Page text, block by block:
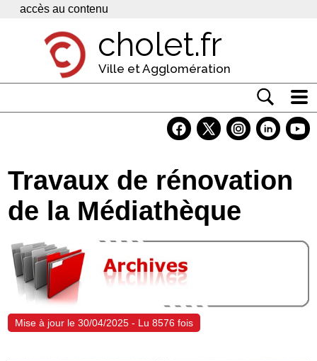
Panneau de gestion des cookies
accès au contenu
cholet.fr
Ville et Agglomération
Economie
Services
Contacts
Travaux de rénovation
de la Médiathèque
Mise à jour le 30/04/2025 - Lu 8576 fois